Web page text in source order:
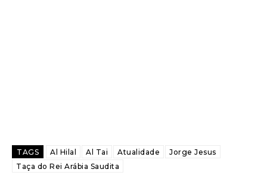
TAGS Al Hilal Al Tai Atualidade
Jorge Jesus
Taça do Rei Arábia Saudita